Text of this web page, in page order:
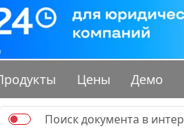
Цены Демо